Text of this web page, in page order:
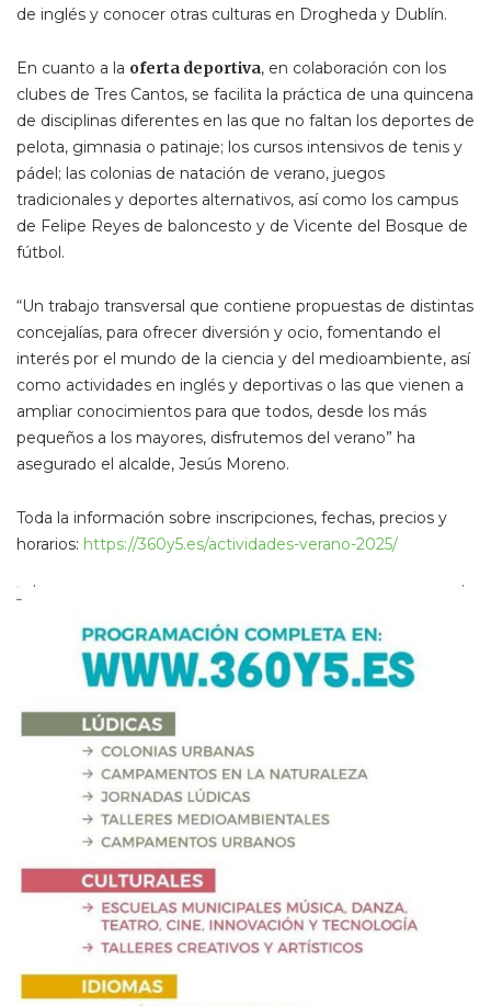
de inglés y conocer otras culturas en Drogheda y Dublín.
En cuanto a la oferta deportiva, en colaboración con los
clubes de Tres Cantos, se facilita la práctica de una quincena
de disciplinas diferentes en las que no faltan los deportes de
pelota, gimnasia o patinaje; los cursos intensivos de tenis y
pádel; las colonias de natación de verano, juegos
tradicionales y deportes alternativos, así como los campus
de Felipe Reyes de baloncesto y de Vicente del Bosque de
fútbol.
“Un trabajo transversal que contiene propuestas de distintas
concejalías, para ofrecer diversión y ocio, fomentando el
interés por el mundo de la ciencia y del medioambiente, así
como actividades en inglés y deportivas o las que vienen a
ampliar conocimientos para que todos, desde los más
pequeños a los mayores, disfrutemos del verano” ha
asegurado el alcalde, Jesús Moreno.
Toda la información sobre inscripciones, fechas, precios y
horarios: https://360y5.es/actividades-verano-2025/